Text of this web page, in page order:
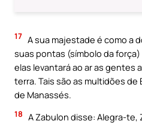
17 A sua majestade é como a
suas pontas (símbolo da
elas levantará ao ar as gentes
terra. Tais são as multidões de
de Manassés.
18 A Zabulon disse: Alegra-te,